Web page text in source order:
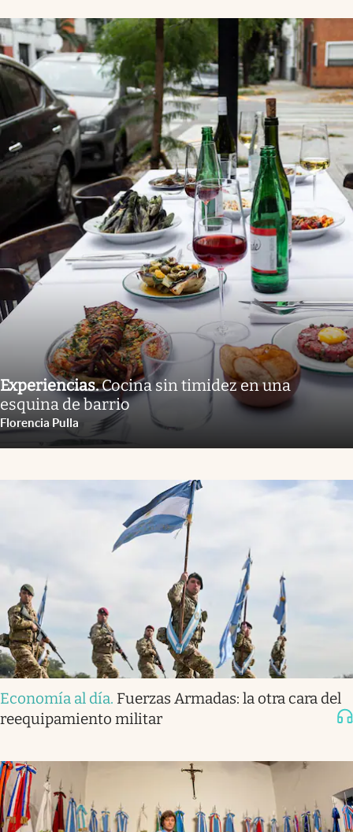
Experiencias.Cocina sin timidez en una
esquina de barrio
Florencia Pulla
Economía al día. Fuerzas Armadas: la otra cara del
reequipamiento militar